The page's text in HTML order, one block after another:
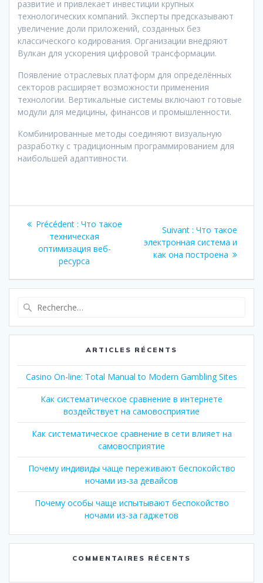
развитие и привлекает инвестиции крупных
технологических компаний. Эксперты предсказывают
увеличение доли приложений, созданных без
классического кодирования. Организации внедряют
Вулкан для ускорения цифровой трансформации.
Появление отраслевых платформ для определённых
секторов расширяет возможности применения
технологии. Вертикальные системы включают готовые
модули для медицины, финансов и промышленности.
Комбинированные методы соединяют визуальную
разработку с традиционным программированием для
наибольшей адаптивности.
Navigation
l’article
Précédent : Article
précédent
:
Что такое
техническая
оптимизация веб-
ресурса
Suivant : Article
suivant
:
Что такое
электронная система и
как она построена
:
ARTICLES RÉCENTS
Casino On-line: Total Manual to Modern Gambling Sites
Как систематическое сравнение в интернете
воздействует на самовосприятие
Как систематическое сравнение в сети влияет на
самовосприятие
Почему индивиды чаще переживают беспокойство
ночами из-за девайсов
Почему особы чаще испытывают беспокойство
ночами из-за гаджетов
COMMENTAIRES RÉCENTS